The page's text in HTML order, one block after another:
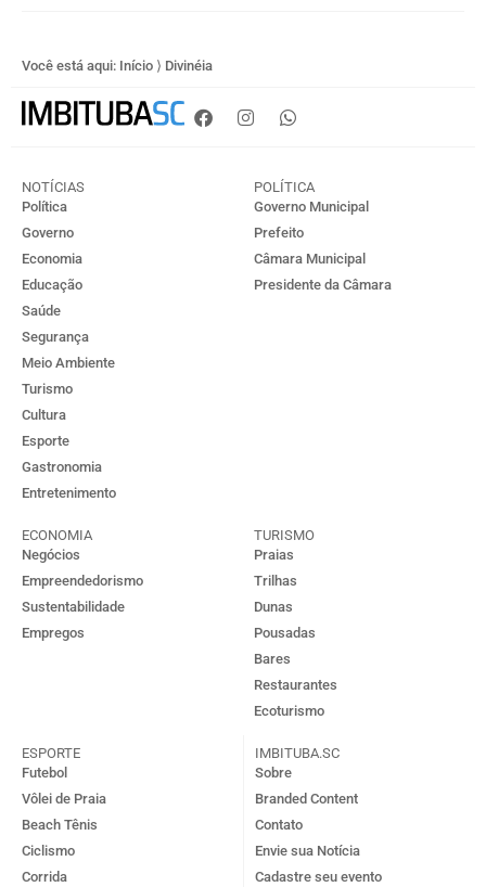
Você está aqui: Início ⟩ Divinéia
NOTÍCIAS
Política
Governo
Economia
Educação
Saúde
Segurança
Meio Ambiente
Turismo
Cultura
Esporte
Gastronomia
Entretenimento
POLÍTICA
Governo Municipal
Prefeito
Câmara Municipal
Presidente da Câmara
ECONOMIA
Negócios
Empreendedorismo
Sustentabilidade
Empregos
TURISMO
Praias
Trilhas
Dunas
Pousadas
Bares
Restaurantes
Ecoturismo
ESPORTE
Futebol
Vôlei de Praia
Beach Tênis
Ciclismo
Corrida
IMBITUBA.SC
Sobre
Branded Content
Contato
Envie sua Notícia
Cadastre seu evento